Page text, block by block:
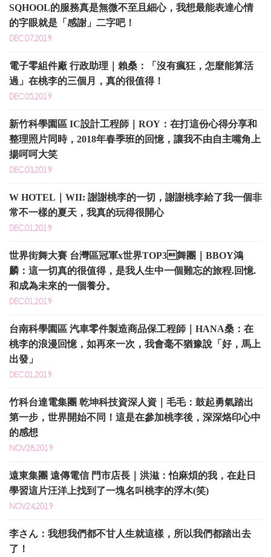
SQHOOL的服務真是無微不至且細心，我想最能表達心情
的字眼就是「感謝」二字吧！
DEC.07,2019
電子零組件廠 行政助理｜賴桑：「沒有瘋狂，怎麼能算活
過」在桃李的三個月，真的很值得！
DEC.05,2019
新竹科學園區 IC設計工程師｜ROY：在打這份心得分享和
整理照片同時，2018年春季班的回憶，讓我不由自主嘴角上
揚呵呵大笑
DEC.03,2019
W HOTEL｜WII: 謝謝桃李的一切，謝謝桃李給了我一個非
常不一樣的夏天，我真的玩得很開心
DEC.01,2019
世界街舞大賽 台灣區冠軍x世界TOP3舞團｜BBOY鴻
麟：這一切真的很值得，是我人生中一個難忘的旅程.回憶.
和成為未來的一個養分。
DEC.01,2019
台南科學園區 汽車零件製造商品保工程師｜HANA桑：在
桃李的浪漫回憶，如再來一次，我會毫不猶豫說「好，馬上
出發」
DEC.01,2019
竹科台達電集團 乾坤科技資深人資｜毛毛：鼓起勇氣踏出
第一步，世界開始不同！這是在參加桃李後，深深烙印心中
的感想
NOV.28,2019
遠東集團 遠傳電信 門市店長｜洪滋：怕麻煩的我，在赴日
學習這片汪洋上找到了一塊名叫桃李的浮木(笑)
NOV.24,2019
李さん：我想我們都不甘人生就這樣，所以我們都踏出去
了！